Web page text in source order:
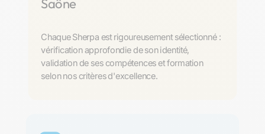
Saône
Chaque Sherpa est rigoureusement sélectionné :
vérification approfondie de son identité,
validation de ses compétences et formation
selon nos critères d'excellence.